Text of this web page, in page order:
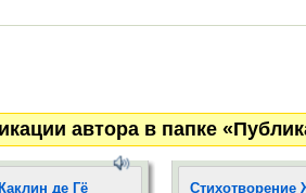
автора в папке
де Гё
Стихотворение